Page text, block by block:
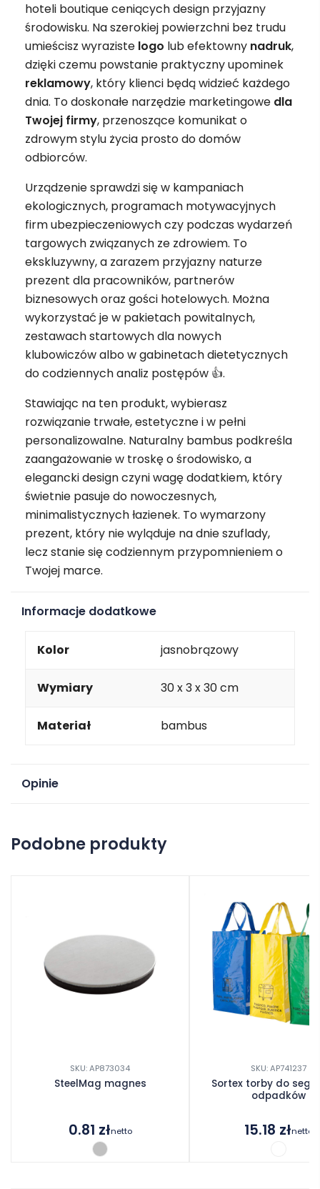
hoteli boutique ceniących design przyjazny
środowisku. Na szerokiej powierzchni bez trudu
umieścisz wyraziste logo lub efektowny nadruk,
dzięki czemu powstanie praktyczny upominek
reklamowy, który klienci będą widzieć każdego
dnia. To doskonałe narzędzie marketingowe dla
Twojej firmy, przenoszące komunikat o
zdrowym stylu życia prosto do domów
odbiorców.
Urządzenie sprawdzi się w kampaniach
ekologicznych, programach motywacyjnych
firm ubezpieczeniowych czy podczas wydarzeń
targowych związanych ze zdrowiem. To
ekskluzywny, a zarazem przyjazny naturze
prezent dla pracowników, partnerów
biznesowych oraz gości hotelowych. Można
wykorzystać je w pakietach powitalnych,
zestawach startowych dla nowych
klubowiczów albo w gabinetach dietetycznych
do codziennych analiz postępów 👍.
Stawiając na ten produkt, wybierasz
rozwiązanie trwałe, estetyczne i w pełni
personalizowalne. Naturalny bambus podkreśla
zaangażowanie w troskę o środowisko, a
elegancki design czyni wagę dodatkiem, który
świetnie pasuje do nowoczesnych,
minimalistycznych łazienek. To wymarzony
prezent, który nie wyląduje na dnie szuflady,
lecz stanie się codziennym przypomnieniem o
Twojej marce.
Informacje dodatkowe
Kolor jasnobrązowy
Wymiary 30 x 3 x 30 cm
Materiał bambus
Opinie
Podobne produkty
SKU: AP873034
SteelMag magnes
0.81 złnetto
SKU: AP741237
Sortex torby do
odpadków
15.18 złnetto